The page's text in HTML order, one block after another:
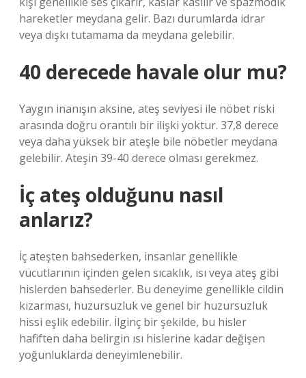
hareketler meydana gelir. Bazı durumlarda idrar
veya dışkı tutamama da meydana gelebilir.
40 derecede havale olur mu?
Yaygın inanışın aksine, ateş seviyesi ile nöbet riski
arasında doğru orantılı bir ilişki yoktur. 37,8 derece
veya daha yüksek bir ateşle bile nöbetler meydana
gelebilir. Ateşin 39-40 derece olması gerekmez.
İç ateş olduğunu nasıl
anlarız?
İç ateşten bahsederken, insanlar genellikle
vücutlarının içinden gelen sıcaklık, ısı veya ateş gibi
hislerden bahsederler. Bu deneyime genellikle cildin
kızarması, huzursuzluk ve genel bir huzursuzluk
hissi eşlik edebilir. İlginç bir şekilde, bu hisler
hafiften daha belirgin ısı hislerine kadar değişen
yoğunluklarda deneyimlenebilir.